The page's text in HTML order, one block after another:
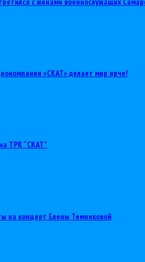
«СКАТ» делает мир ярче!
ТРК “СКАТ”
на концерт Елены Темниковой